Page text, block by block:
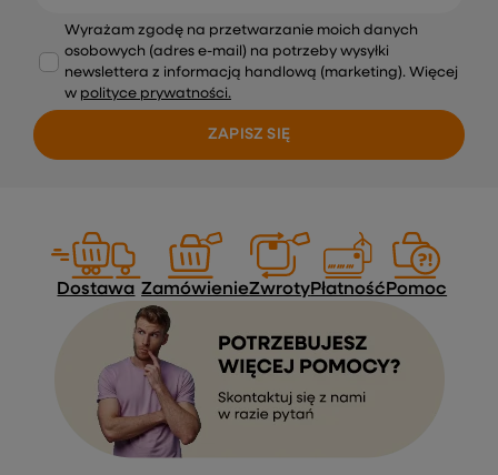
Wyrażam zgodę na przetwarzanie moich danych
osobowych (adres e-mail) na potrzeby wysyłki
newslettera z informacją handlową (marketing). Więcej
w polityce prywatności.
ZAPISZ SIĘ
Dostawa ZamówienieZwrotyPłatność Pomoc